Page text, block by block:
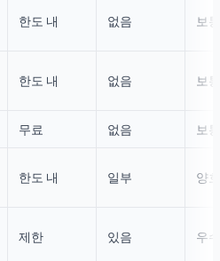
한도 내 없음 보통
한도 내 없음 보통
무료 없음 보통
한도 내 일부 양호
제한 있음 우수